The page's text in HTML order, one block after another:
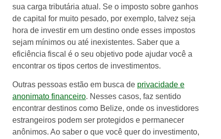
sua carga tributária atual. Se o imposto sobre ganhos
de capital for muito pesado, por exemplo, talvez seja
hora de investir em um destino onde esses impostos
sejam mínimos ou até inexistentes. Saber que a
eficiência fiscal é o seu objetivo pode ajudar você a
encontrar os tipos certos de investimentos.
Outras pessoas estão em busca de privacidade e
anonimato financeiro. Nesses casos, faz sentido
encontrar destinos como Belize, onde os investidores
estrangeiros podem ser protegidos e permanecer
anônimos. Ao saber o que você quer do investimento,